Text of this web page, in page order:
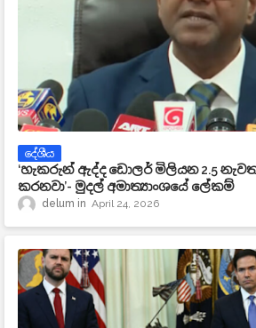
දේශීය
‘හැකරුන් ඇද්ද ඩොලර් මිලියන 2.5
කරනවා’- මුදල් අමාත්‍යාංශයේ ලේකම්
delum April 24, 2026